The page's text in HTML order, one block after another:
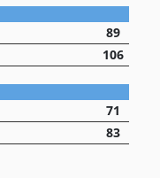
89
106
71
83